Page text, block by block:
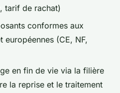
tarif de rachat)
conformes aux
européennes (CE, NF,
en fin de vie via la filière
la reprise et le traitement